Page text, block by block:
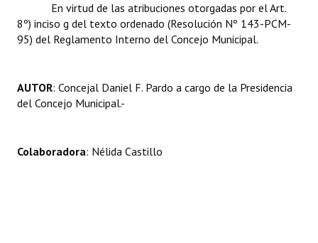
Bariloche, Municipio intercultural
REFORMA DE LA CARTA ORGÁNICA
En virtud de las atribuciones otorgadas por el Art.
8º) inciso g del texto ordenado (Resolución Nº 143-PCM-
95) del Reglamento Interno del Concejo Municipal.
AUTOR: Concejal Daniel F. Pardo a cargo de la Presidencia
del Concejo Municipal.-
Colaboradora: Nélida Castillo